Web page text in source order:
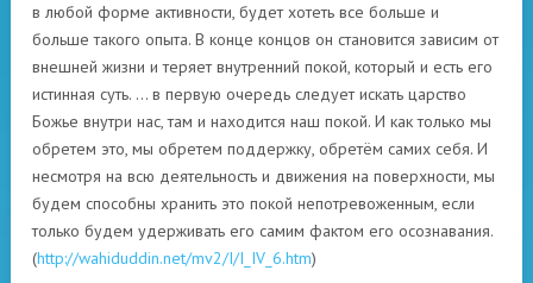
в любой форме активности, будет хотеть все больше и
больше такого опыта. В конце концов он становится зависим от
внешней жизни и теряет внутренний покой, который и есть его
истинная суть. … в первую очередь следует искать царство
Божье внутри нас, там и находится наш покой. И как только мы
обретем это, мы обретем поддержку, обретём самих себя. И
несмотря на всю деятельность и движения на поверхности, мы
будем способны хранить это покой непотревоженным, если
только будем удерживать его самим фактом его осознавания.
(http://wahiduddin.net/mv2/I/I_IV_6.htm)